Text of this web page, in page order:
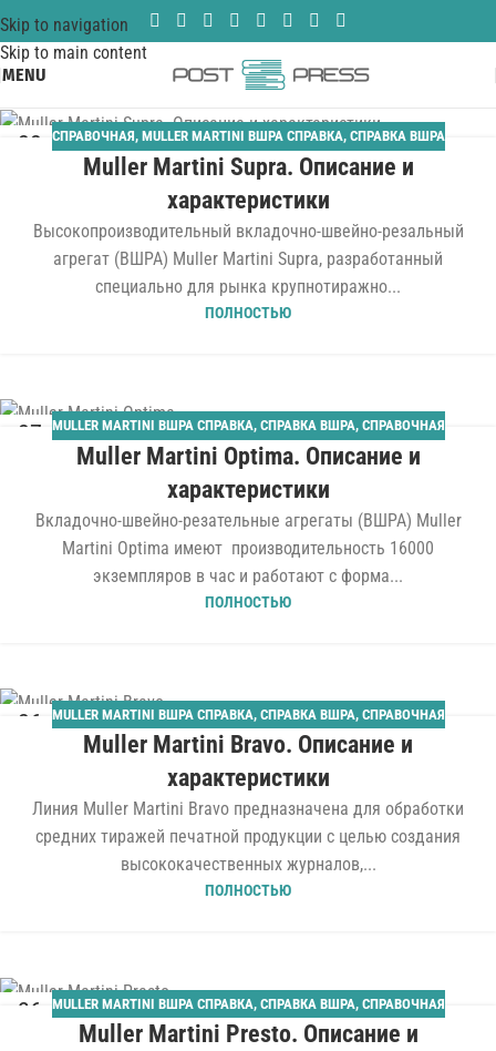
Skip to navigation
Skip to main content
MENU
22 СПРАВОЧНАЯ, MULLER MARTINI ВШРА СПРАВКА, СПРАВКА ВШРА
Muller Martini Supra. Описание и
характеристики
Высокопроизводительный вкладочно-швейно-резальный
агрегат (ВШРА) Muller Martini Supra, разработанный
специально для рынка крупнотиражно...
ПОЛНОСТЬЮ
27 MULLER MARTINI ВШРА СПРАВКА, СПРАВКА ВШРА, СПРАВОЧНАЯ
Muller Martini Optima. Описание и
характеристики
Вкладочно-швейно-резательные агрегаты (ВШРА) Muller
Martini Optima имеют производительность 16000
экземпляров в час и работают с форма...
ПОЛНОСТЬЮ
26 MULLER MARTINI ВШРА СПРАВКА, СПРАВКА ВШРА, СПРАВОЧНАЯ
Muller Martini Bravo. Описание и
характеристики
Линия Muller Martini Bravo предназначена для обработки
средних тиражей печатной продукции с целью создания
высококачественных журналов,...
ПОЛНОСТЬЮ
26 MULLER MARTINI ВШРА СПРАВКА, СПРАВКА ВШРА, СПРАВОЧНАЯ
Muller Martini Presto. Описание и